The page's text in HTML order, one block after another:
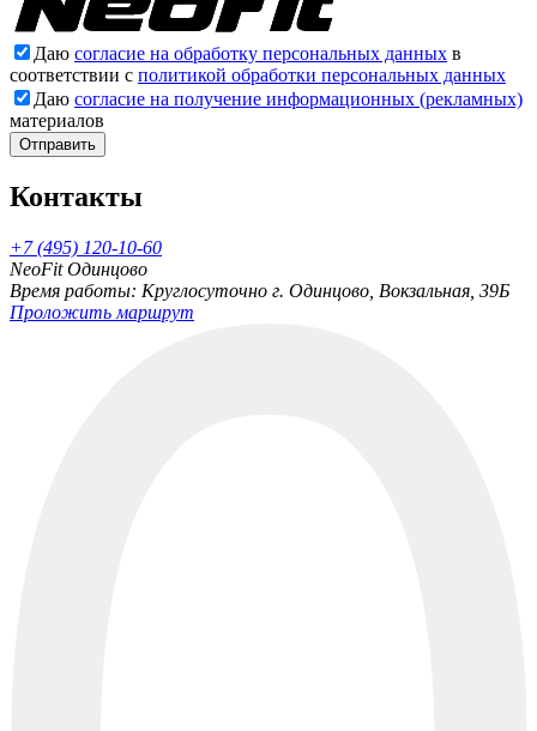
Даю согласие на обработку персональных данных в
соответствии с политикой обработки персональных данных
Даю согласие на получение информационных (рекламных)
материалов
Отправить
Контакты
+7 (495) 120-10-60
NeoFit Одинцово
Время работы: Круглосуточно г. Одинцово, Вокзальная, 39Б
Проложить маршрут